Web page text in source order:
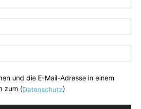
und die E-Mail-Adresse in einem
zum (Datenschutz)